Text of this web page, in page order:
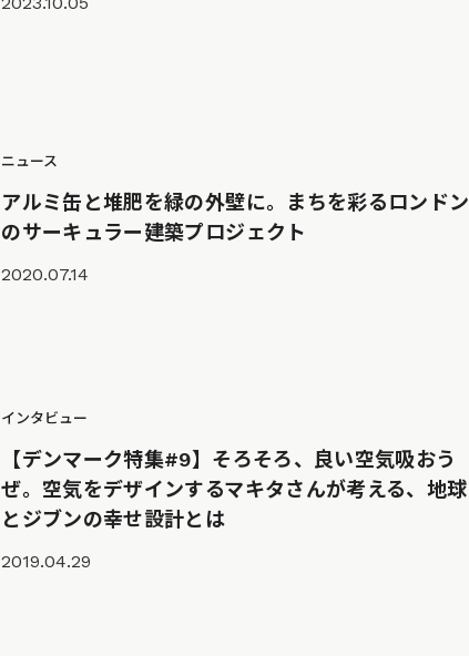
ニュース
アルミ缶と堆肥を緑の外壁に。まちを彩るロンドン
のサーキュラー建築プロジェクト
2020.07.14
インタビュー
【デンマーク特集#9】そろそろ、良い空気吸おう
ぜ。空気をデザインするマキタさんが考える、地球
とジブンの幸せ設計とは
2019.04.29